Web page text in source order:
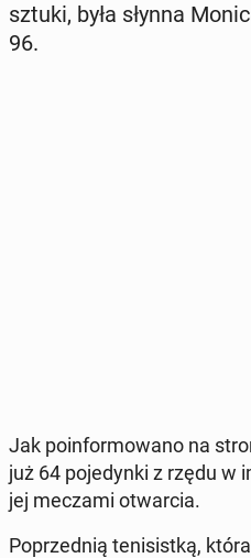
sztuki, była słynna
96.
Jak po­in­for­mo­wa­no na
już 64 po­je­dyn­ki z rzędu w
jej meczami otwar­cia.
Po­przed­nią te­ni­sist­ką,